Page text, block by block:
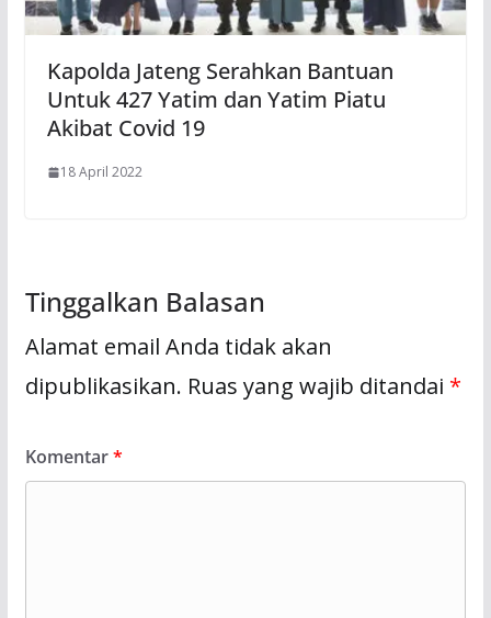
Kapolda Jateng Serahkan Bantuan
Untuk 427 Yatim dan Yatim Piatu
Akibat Covid 19
18 April 2022
Tinggalkan Balasan
Alamat email Anda tidak akan
dipublikasikan. Ruas yang wajib ditandai *
Komentar*